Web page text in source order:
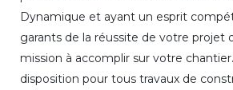
Dynamique et ayant un esprit
garants de la réussite de votre projet
mission à accomplir sur votre
disposition pour tous travaux de